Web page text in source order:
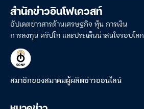
สำนักข่าวอินโฟเควสท์
อัปเดตข่าวสารด้านเศรษฐกิจ หุ้น การเงิน
การลงทุน คริปโท และประเด็นน่าสนใจรอบโลก
สมาชิกของสมาคมผู้ผลิตข่าวออนไลน์